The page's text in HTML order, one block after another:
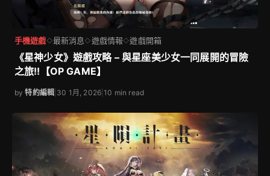
手機遊戲◇最新消息◇遊戲情報◇遊戲開箱
《星神少女》遊戲攻略 – 與星座美少女一同展開的冒險
之旅!!【OP GAME】
by特約編輯 30 1月, 2026 |10 min read